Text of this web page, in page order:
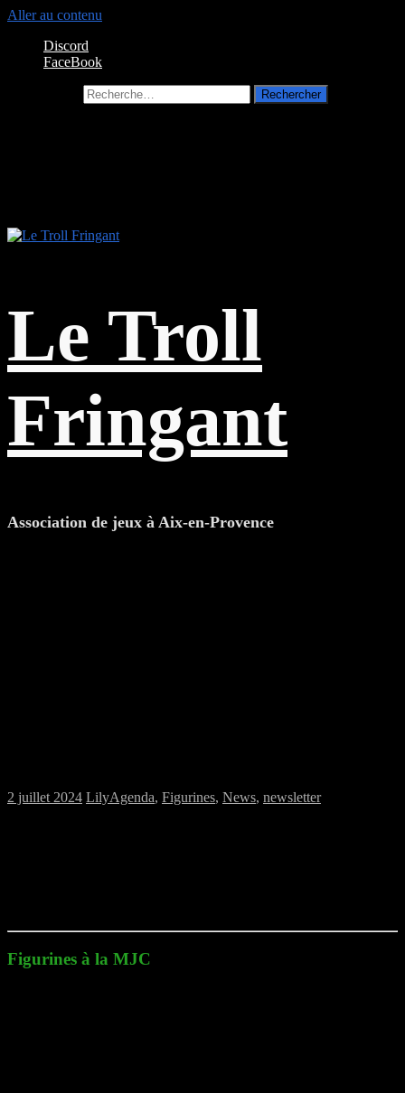
Aller au contenu
Discord
FaceBook
Le Troll
Fringant
Association de jeux à Aix-en-Provence
2 juillet 2024 LilyAgenda, Figurines, News, newsletter
Figurines à la MJC